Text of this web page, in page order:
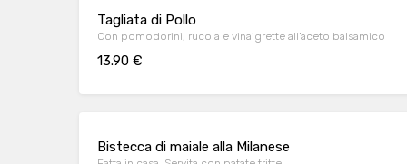
Tagliata di Pollo
Con pomodorini, rucola e vinaigrette all’aceto balsamico
13.90 €
Bistecca di maiale alla Milanese